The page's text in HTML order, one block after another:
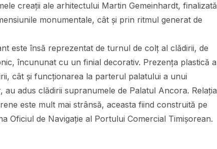
creații ale arhitectului Martin Gemeinhardt, finalizată
monumentale, cât și prin ritmul generat de
este însă reprezentat de turnul de colț al clădirii, de
încununat cu un finial decorativ. Prezența plastică a
cât și funcționarea la parterul palatului a unui
adus clădirii supranumele de Palatul Ancora. Relația
este mult mai strânsă, aceasta fiind construită pe
Oficiul de Navigație al Portului Comercial Timișorean.